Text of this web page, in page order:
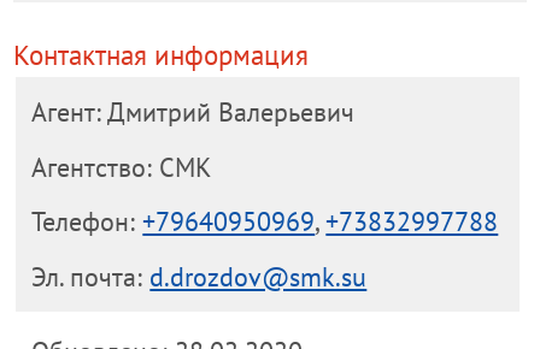
Контактная информация
Агент: Дмитрий Валерьевич
Агентство: СМК
Телефон:+79640950969,+73832997788
Эл. почта: d.drozdov@smk.su